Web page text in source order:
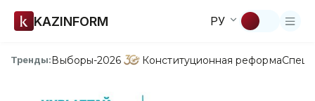
KAZINFORM РУ
Тренды:Выборы-2026 Конституционная реформа